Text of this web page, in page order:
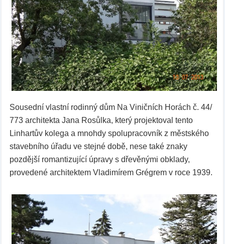
Sousední vlastní rodinný dům Na Viničních Horách č. 44/
773 architekta Jana Rosůlka, který projektoval tento
Linhartův kolega a mnohdy spolupracovník z městského
stavebního úřadu ve stejné době, nese také znaky
pozdější romantizující úpravy s dřevěnými obklady,
provedené architektem Vladimírem Grégrem v roce 1939.